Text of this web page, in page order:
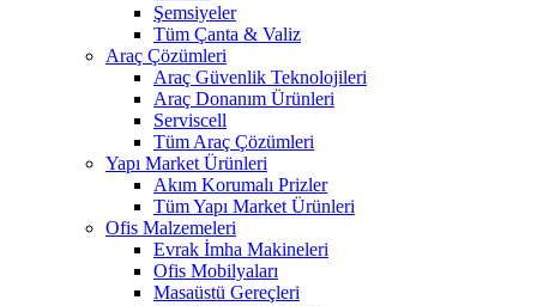
Şemsiyeler
Tüm Çanta & Valiz
Araç Çözümleri
Araç Güvenlik Teknolojileri
Araç Donanım Ürünleri
Serviscell
Tüm Araç Çözümleri
Yapı Market Ürünleri
Akım Korumalı Prizler
Tüm Yapı Market Ürünleri
Ofis Malzemeleri
Evrak İmha Makineleri
Ofis Mobilyaları
Masaüstü Gereçleri